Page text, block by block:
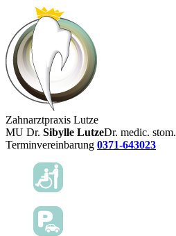
Zahnarztpraxis Lutze
MU Dr. Sibylle LutzeDr. medic. stom.
Terminvereinbarung 0371-643023